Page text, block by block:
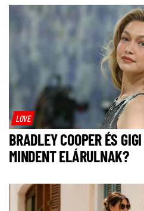
LOVE
BRADLEY COOPER ÉS
MINDENT ELÁRULNAK?